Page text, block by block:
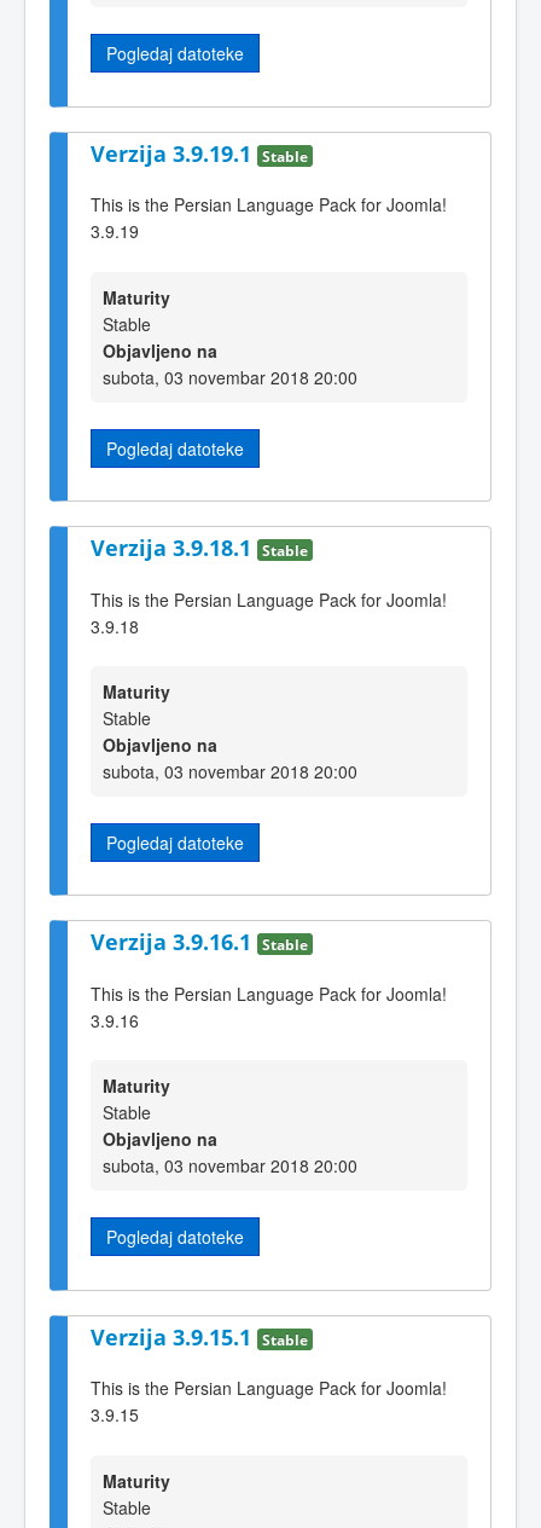
Pogledaj datoteke
Verzija 3.9.19.1 Stable
This is the Persian Language Pack for Joomla!
3.9.19
Maturity
Stable
Objavljeno na
subota, 03 novembar 2018 20:00
Pogledaj datoteke
Verzija 3.9.18.1 Stable
This is the Persian Language Pack for Joomla!
3.9.18
Maturity
Stable
Objavljeno na
subota, 03 novembar 2018 20:00
Pogledaj datoteke
Verzija 3.9.16.1 Stable
This is the Persian Language Pack for Joomla!
3.9.16
Maturity
Stable
Objavljeno na
subota, 03 novembar 2018 20:00
Pogledaj datoteke
Verzija 3.9.15.1 Stable
This is the Persian Language Pack for Joomla!
3.9.15
Maturity
Stable